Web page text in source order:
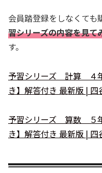
会員踏登録をしなくても
習シリーズの内容を見て
す。
予習シリーズ 計算 ４
き】解答付き 最新版 |
予習シリーズ 算数 ５
き】解答付き 最新版 |